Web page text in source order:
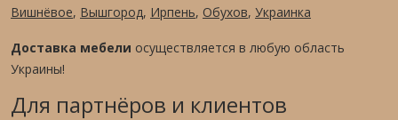
Вишнёвое, Вышгород, Ирпень, Обухов, Украинка
Доставка мебели осуществляется в любую область
Украины!
Для партнёров и клиентов